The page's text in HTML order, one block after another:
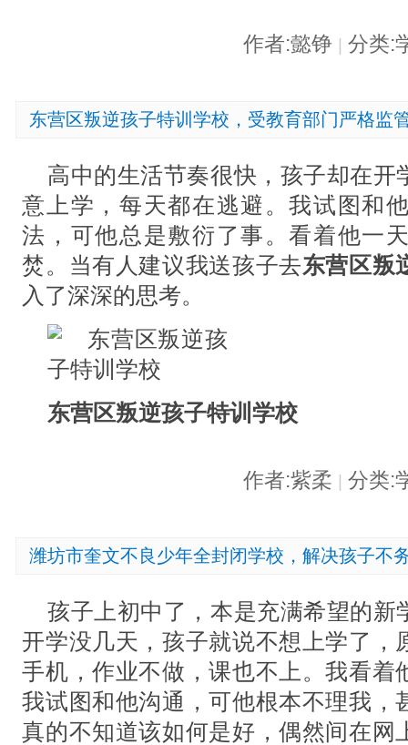
作者:懿铮 分类:
东营区叛逆孩子特训学校，受教育部门严格监
高中的生活节奏很快，孩子却在开
意上学，每天都在逃避。我试图和
法，可他总是敷衍了事。看着他一
焚。当有人建议我送孩子去东营区叛
入了深深的思考。
东营区叛逆孩子特训学校
作者:紫柔 | 分类:
潍坊市奎文不良少年全封闭学校，解决孩子不
孩子上初中了，本是充满希望的新
开学没几天，孩子就说不想上学了，
手机，作业不做，课也不上。我看着
我试图和他沟通，可他根本不理我，
真的不知道该如何是好，偶然间在网